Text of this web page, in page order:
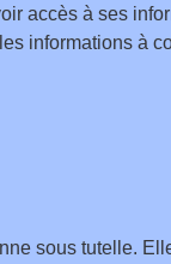
accès à ses
informations à
sous tutelle.